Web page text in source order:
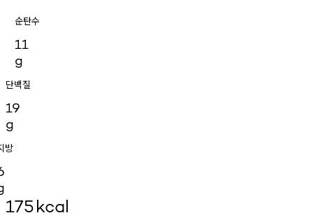
순탄수
11
g
단백질
19
g
방
175kcal